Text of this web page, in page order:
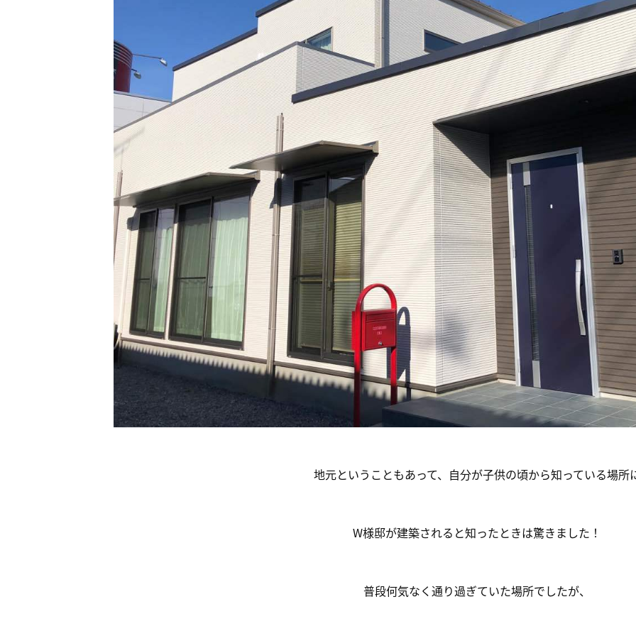
地元ということもあって、自分が子供の頃から知っている場所
W様邸が建築されると知ったときは驚きました！
普段何気なく通り過ぎていた場所でしたが、